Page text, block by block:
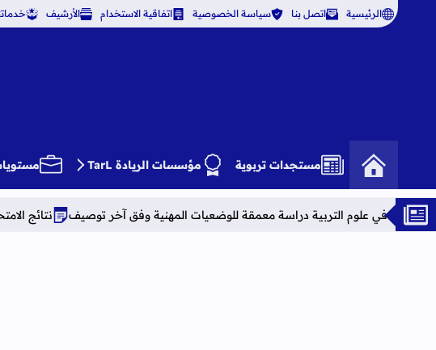
الرئيسية اتصل بنا سياسة الخصوصية اتفاقية الاستخدام الأرشيف
مستجدات تربوية مؤسسات الريادة TarL
دراسة معمقة للوضعيات المهنية وفق آخر توصيف نتائج الامتحان المهني برسم 2025